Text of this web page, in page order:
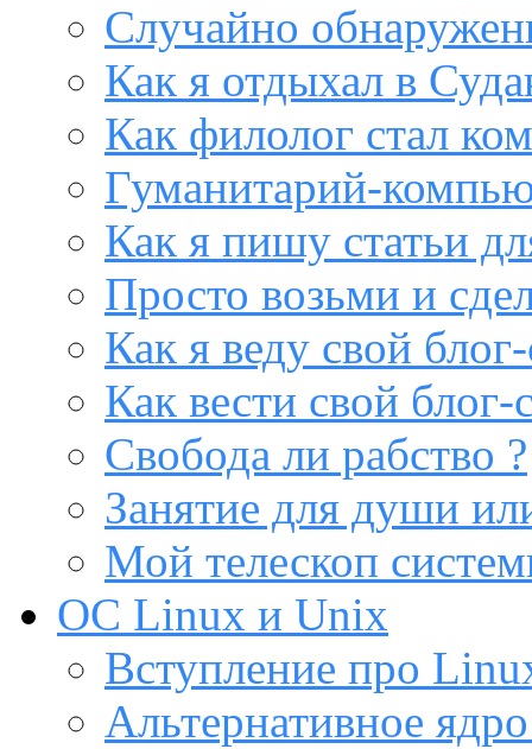
Случайно
Как я отдыхал в
Как филолог стал
Гуманитарий-
Как я пишу статьи
Просто возьми и
Как я веду свой
Как вести свой
Свобода ли рабство ?
Занятие для души
Мой телескоп
ОС Linux и Unix
Вступление про
Альтернативное